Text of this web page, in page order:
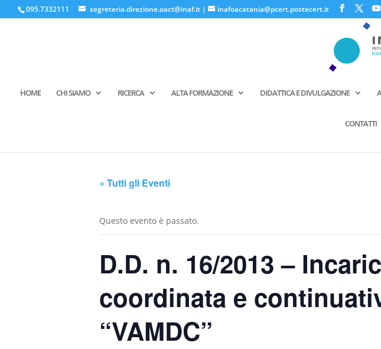
095.7332111 segreteria.direzione.oact@inaf.it | inafoacatania@pcert.postecert.it
HOME CHI SIAMO RICERCA ALTA FORMAZIONE DIDATTICA E DIVULGAZIONE
CONTATTI
« Tutti gli Eventi
Questo evento è passato.
D.D. n. 16/2013 –
coordinata e
“VAMDC”